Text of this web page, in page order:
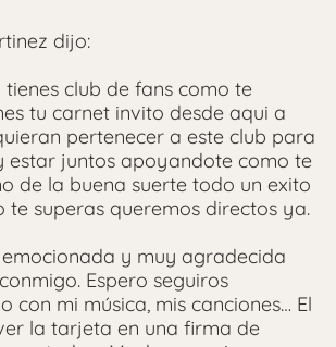
dijo:
club de fans como te
tu carnet invito desde aqui a
pertenecer a este club para
estar juntos apoyandote como te
de la buena suerte todo un exito
te superas queremos directos ya.
y muy agradecida
Espero seguiros
con mi música, mis canciones… El
la tarjeta en una firma de